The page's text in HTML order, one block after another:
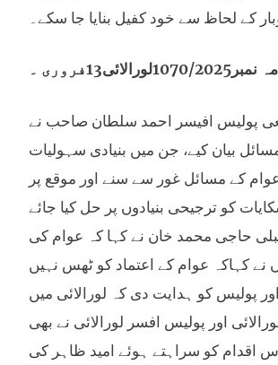
۔
پولیس افیسر احمد سلطان صاحب نے
بیان کیے، جن میں بنیادی سہولیات
کے مسائل غور سے سنے اور موقع پر
کو ترجیحی بنیادوں پر حل کیا جائے
حاجی محمد خان نے کہا کہ عوام کی
کہاکہ عوام کے اعتماد کو ٹھس نہیں
پولیس کو ہدایت دی کہ لورالائی میں
اور پولیس افسر لورالائی نے بھی
اقدام کو سراہتے ہوئے امید ظاہر کی